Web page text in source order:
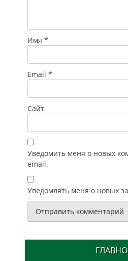
Имя *
Email *
Сайт
Уведомить меня о новых
email.
Уведомлять меня о новых